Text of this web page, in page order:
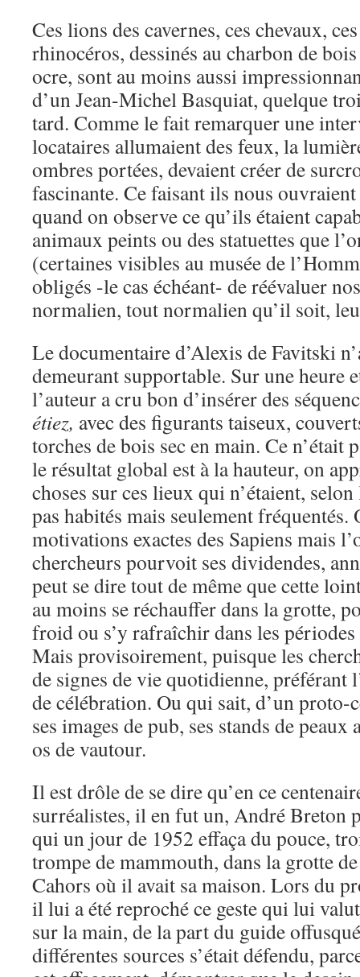
Ces lions des cavernes, ces chevaux,
rhinocéros, dessinés au charbon de
ocre, sont au moins aussi
d’un Jean-Michel Basquiat, quelque
tard. Comme le fait remarquer une
locataires allumaient des feux, la
ombres portées, devaient créer de
fascinante. Ce faisant ils nous
quand on observe ce qu’ils étaient
animaux peints ou des statuettes que
(certaines visibles au musée de
obligés -le cas échéant- de réévaluer
normalien, tout normalien qu’il soit,
Le documentaire d’Alexis de Favitski
demeurant supportable. Sur une heure
l’auteur a cru bon d’insérer des
étiez, avec des figurants taiseux,
torches de bois sec en main. Ce n’était
le résultat global est à la hauteur, on
choses sur ces lieux qui n’étaient,
pas habités mais seulement fréquentés.
motivations exactes des Sapiens mais
chercheurs pourvoit ses dividendes,
peut se dire tout de même que cette
au moins se réchauffer dans la grotte,
froid ou s’y rafraîchir dans les
Mais provisoirement, puisque les
de signes de vie quotidienne, préférant
de célébration. Ou qui sait, d’un proto-
ses images de pub, ses stands de
os de vautour.
Il est drôle de se dire qu’en ce
surréalistes, il en fut un, André Breton
qui un jour de 1952 effaça du pouce,
trompe de mammouth, dans la grotte
Cahors où il avait sa maison. Lors du
il lui a été reproché ce geste qui lui
sur la main, de la part du guide
différentes sources s’était défendu,